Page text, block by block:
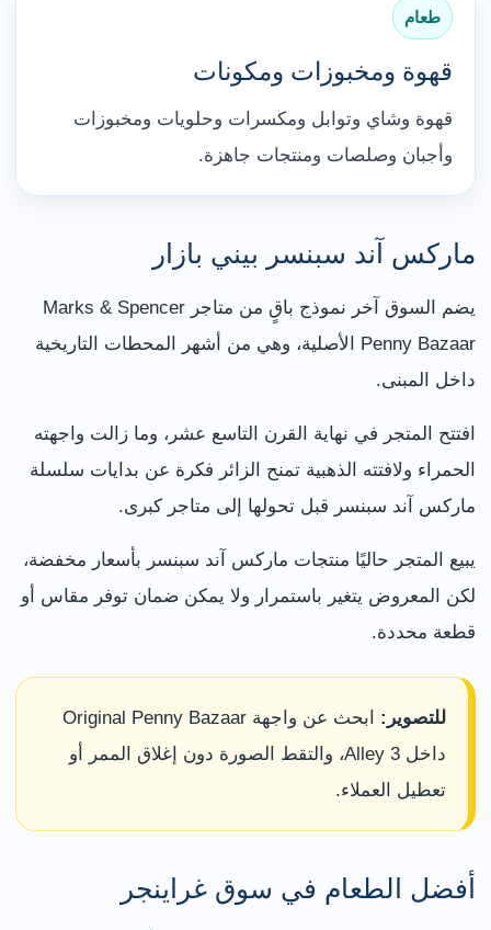
طعام
قهوة ومخبوزات ومكونات
قهوة وشاي وتوابل ومكسرات وحلويات ومخبوزات
وأجبان وصلصات ومنتجات جاهزة.
ماركس آند سبنسر بيني بازار
يضم السوق آخر نموذج باقٍ من متاجر Marks & Spencer
Penny Bazaar الأصلية، وهي من أشهر المحطات التاريخية
داخل المبنى.
افتتح المتجر في نهاية القرن التاسع عشر، وما زالت واجهته
الحمراء ولافتته الذهبية تمنح الزائر فكرة عن بدايات سلسلة
ماركس آند سبنسر قبل تحولها إلى متاجر كبرى.
يبيع المتجر حاليًا منتجات ماركس آند سبنسر بأسعار مخفضة،
لكن المعروض يتغير باستمرار ولا يمكن ضمان توفر مقاس أو
قطعة محددة.
للتصوير:
ابحث عن واجهة Original Penny Bazaar
داخل Alley 3، والتقط الصورة دون إغلاق الممر أو
تعطيل العملاء.
أفضل الطعام في سوق غراينجر